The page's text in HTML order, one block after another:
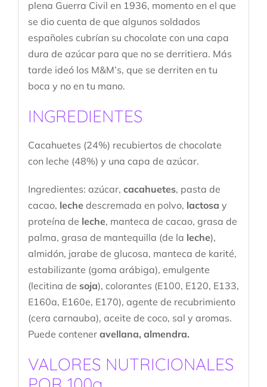
plena Guerra Civil en 1936, momento en el que
se dio cuenta de que algunos soldados
españoles cubrían su chocolate con una capa
dura de azúcar para que no se derritiera. Más
tarde ideó los M&M’s, que se derriten en tu
boca y no en tu mano.
INGREDIENTES
Cacahuetes (24%) recubiertos de chocolate
con leche (48%) y una capa de azúcar.
Ingredientes: azúcar, cacahuetes, pasta de
cacao, leche descremada en polvo, lactosa y
proteína de leche, manteca de cacao, grasa de
palma, grasa de mantequilla (de la leche),
almidón, jarabe de glucosa, manteca de karité,
estabilizante (goma arábiga), emulgente
(lecitina de soja), colorantes (E100, E120, E133,
E160a, E160e, E170), agente de recubrimiento
(cera carnauba), aceite de coco, sal y aromas.
Puede contener avellana, almendra.
VALORES NUTRICIONALES